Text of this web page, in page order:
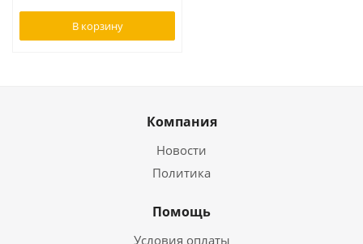
В корзину
Компания
Новости
Политика
Помощь
Условия оплаты